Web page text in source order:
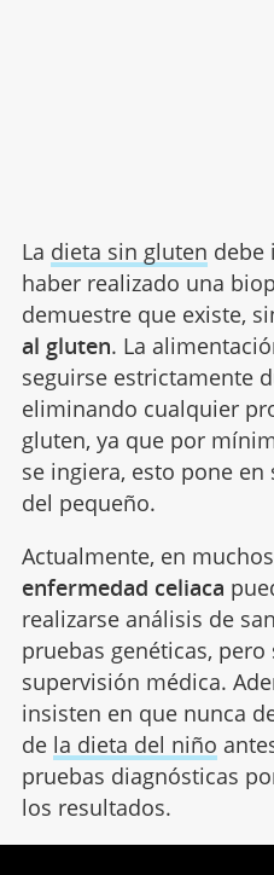
La dieta sin gluten debe
haber realizado una
demuestre que existe,
al gluten. La
seguirse estrictamente
eliminando cualquier
gluten, ya que por
se ingiera, esto pone
del pequeño.
Actualmente, en
enfermedad celiaca
realizarse análisis de
pruebas genéticas,
supervisión médica.
insisten en que nunca
de la dieta del niño
pruebas diagnósticas
los resultados.